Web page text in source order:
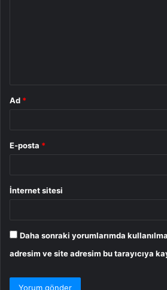
Ad *
E-posta *
İnternet sitesi
Daha sonraki yorumlarımda
adresim ve site adresim bu tarayıcıya